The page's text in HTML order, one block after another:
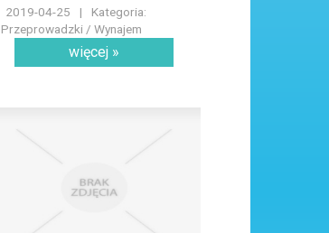
2019-04-25 |
Kategoria:
Przeprowadzki / Wynajem
więcej »